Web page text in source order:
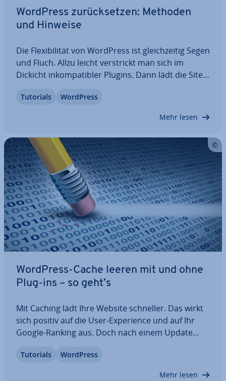
WordPress zu­rück­set­zen: Methoden
und Hinweise
Die Fle­xi­bi­li­tät von WordPress ist gleich­zei­tig Segen
und Fluch. Allzu leicht ver­strickt man sich im
Dickicht in­kom­pa­ti­bler Plugins. Dann lädt die Site
Dienst. Wie schön wäre es, einfach wieder von
Tutorials WordPress
Mehr lesen
WordPress-Cache leeren mit und ohne
Plug-ins – so geht’s
Mit Caching lädt Ihre Website schneller. Das wirkt
sich positiv auf die User-Ex­pe­ri­ence und auf Ihr
Google-Ranking aus. Doch nach einem Update
den WordPress-Cache zu leeren. So stellen Sie
Tutorials WordPress
Mehr lesen